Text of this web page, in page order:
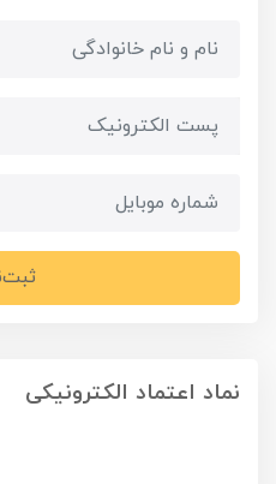
نماد اعتماد الکترونیکی